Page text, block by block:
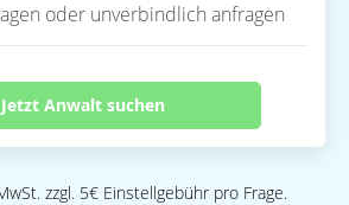
oder unverbindlich anfragen
Jetzt Anwalt suchen
zzgl. 5€ Einstellgebühr pro Frage.